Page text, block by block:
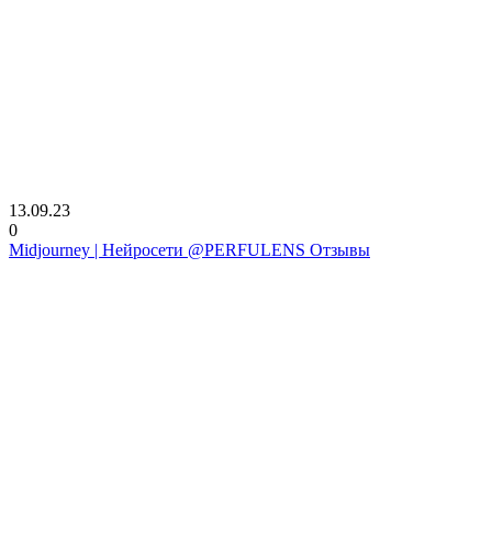
13.09.23
0
Midjourney | Нейросети @PERFULENS Отзывы